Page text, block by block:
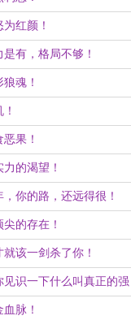
红颜！
是有，格局不够！
魂！
果！
力的渴望！
，你的路，还远得很！
尖的存在！
就该一剑杀了你！
见识一下什么叫真正的强
脉！